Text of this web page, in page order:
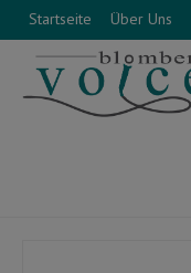
Startseite Über Uns